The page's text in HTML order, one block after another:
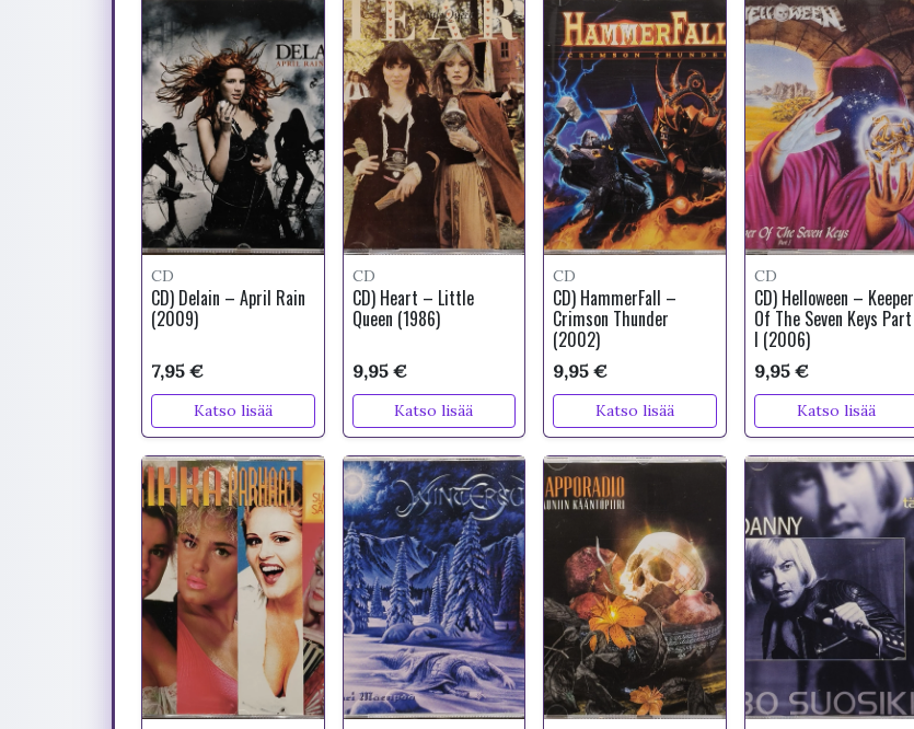
CD
CD) Delain – April Rain
(2009)
7,95 €
Katso lisää
CD
CD) Heart – Little
Queen (1986)
9,95 €
Katso lisää
CD
CD) HammerFall –
Crimson Thunder
(2002)
9,95 €
Katso lisää
CD
CD) Helloween – Keeper
Of The Seven Keys Part
I (2006)
9,95 €
Katso lisää